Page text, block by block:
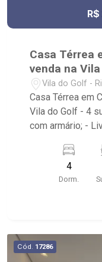
Casa Térrea
venda na
Vila do Golf -
Casa Térrea em
Vila do Golf - 4 suítes com armário; - 6 banheiros
com armário; -
armário; -
Serviço; -
Gourmet; -
caminhada,
bosque
4
Dorm.
Cód. 17286